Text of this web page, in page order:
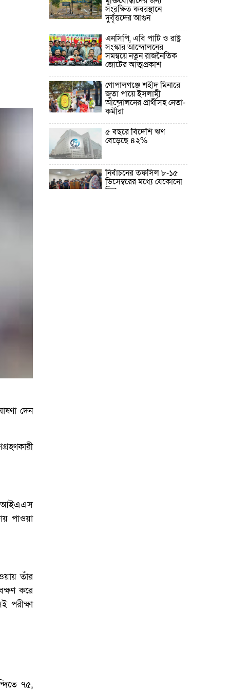
দেন
আইএএস
পাওয়া
তাঁর
করে
পরীক্ষা
৭৫,
সংরক্ষিত কবরস্থানে
দুর্বৃত্তদের আগুন
এনসিপি, এবি পার্টি ও রাষ্ট্র
সংস্কার আন্দোলনের
সমন্বয়ে নতুন রাজনৈতিক
জোটের আত্মপ্রকাশ
গোপালগঞ্জে শহীদ মিনারে
জুতা পায়ে ইসলামী
আন্দোলনের প্রার্থীসহ নেতা-
কর্মীরা
৫ বছরে বিদেশি ঋণ
বেড়েছে ৪২%
নির্বাচনের তফসিল ৮-১৫
ডিসেম্বরের মধ্যে যেকোনো
দিন